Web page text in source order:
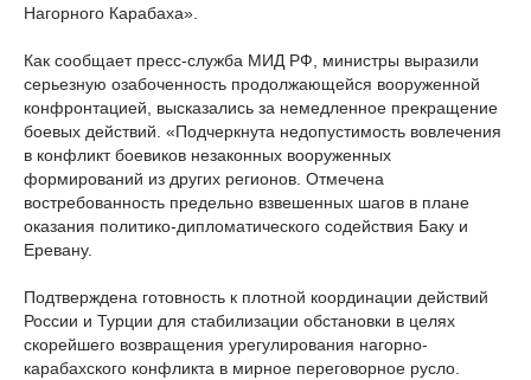
Нагорного Карабаха».
Как сообщает пресс-служба МИД РФ, министры выразили
серьезную озабоченность продолжающейся вооруженной
конфронтацией, высказались за немедленное прекращение
боевых действий. «Подчеркнута недопустимость вовлечения
в конфликт боевиков незаконных вооруженных
формирований из других регионов. Отмечена
востребованность предельно взвешенных шагов в плане
оказания политико-дипломатического содействия Баку и
Еревану.
Подтверждена готовность к плотной координации действий
России и Турции для стабилизации обстановки в целях
скорейшего возвращения урегулирования нагорно-
карабахского конфликта в мирное переговорное русло.